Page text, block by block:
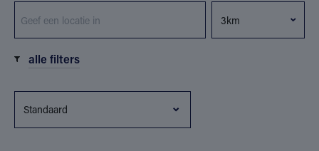
alle filters